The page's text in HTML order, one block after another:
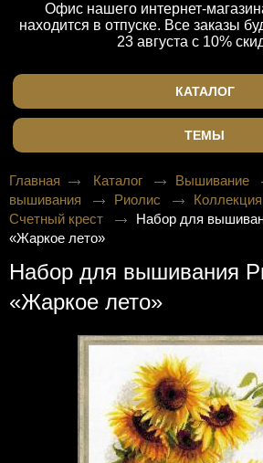
Офис нашего интернет-
находится в отпуске. Все заказы
23 августа с 10%
КАТАЛОГ
ТЕМЫ
Главная Каталог Вышивание
вышивания
Риолис
Счетный крест
Набор для
«Жаркое лето»
Набор для вышивания
«Жаркое лето»